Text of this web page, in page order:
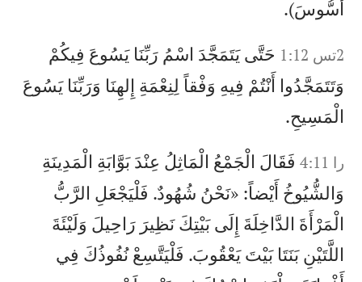
أَسُّوسَ).
2تس 1:12
حَتَّى يَتَمَجَّدَ اسْمُ رَبِّنَا يَسُوعَ فِيكُمْ
وَتَتَمَجَّدُوا أَنْتُمْ فِيهِ وَفْقاً لِنِعْمَةِ إِلهِنَا وَرَبِّنَا يَسُوعَ
الْمَسِيحِ.
را 4:11
فَقَالَ الْجَمْعُ الْمَاثِلُ عِنْدَ بَوَّابَةِ الْمَدِينَةِ
وَالشُّيُوخُ أَيْضاً: «نَحْنُ شُهُودٌ. فَلْيَجْعَلِ الرَّبُّ
الْمَرْأَةَ الدَّاخِلَةَ إِلَى بَيْتِكَ نَظِيرَ رَاحِيلَ وَلَيْئَةَ
اللَّتَيْنِ بَنَتَا بَيْتَ يَعْقُوبَ. فَلْيَتَّسِعْ نُفُوذُكَ فِي